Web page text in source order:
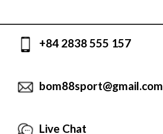
+84 2838 555 157
bom88sport@gmail.com
Live Chat